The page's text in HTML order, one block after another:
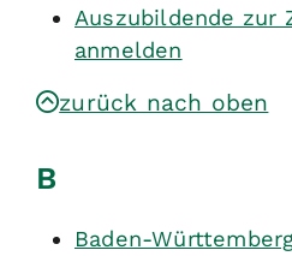
Auszubildende zur
anmelden
zurück nach oben
B
Baden-